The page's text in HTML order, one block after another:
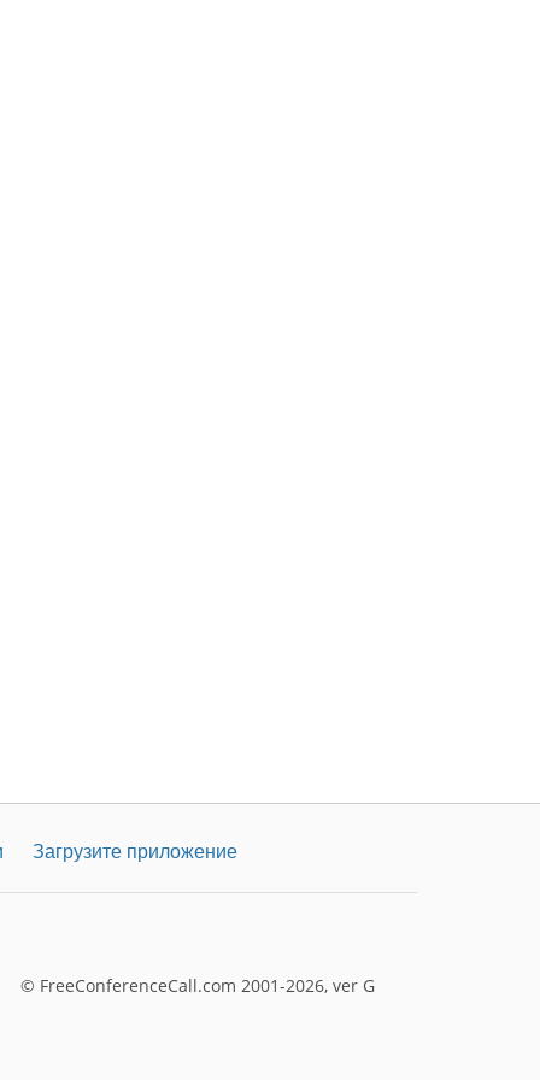
Загрузите приложение
© FreeConferenceCall.com 2001-2026, ver G